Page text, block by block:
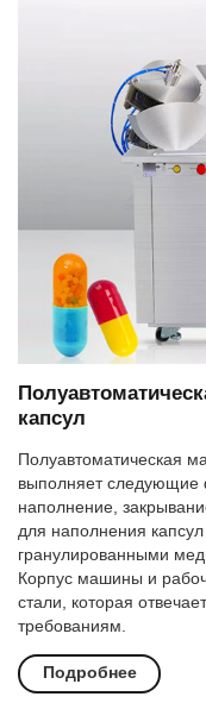
капсул
Полуавтоматическая
выполняет следующие
наполнение,
для наполнения
гранулированными
Корпус машины и
стали, которая
требованиям.
Подробнее